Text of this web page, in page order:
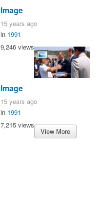
Image
15 years ago
in 1991
9,246 views
Image
15 years ago
in 1991
7,215 views
View More